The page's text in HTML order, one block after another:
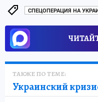
СПЕЦОПЕРАЦИЯ НА
ТАКЖЕ ПО ТЕМЕ:
Украинский